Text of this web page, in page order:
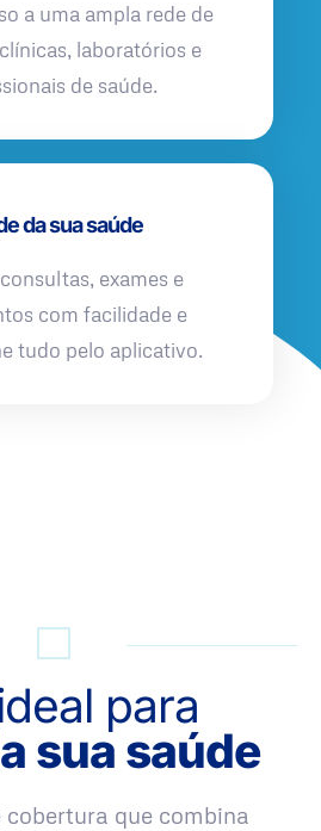
a uma ampla rede de
laboratórios e
de saúde.
da sua saúde
exames e
com facilidade e
tudo pelo aplicativo.
para
sua saúde
cobertura que combina